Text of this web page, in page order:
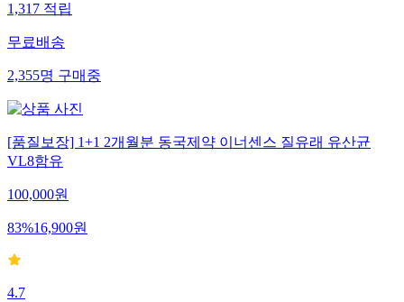
1,317 적립
무료배송
2,355명 구매중
[품질보장] 1+1 2개월분 동국제약 이너센스 질유래 유산균
VL8함유
100,000원
83%16,900원
4.7